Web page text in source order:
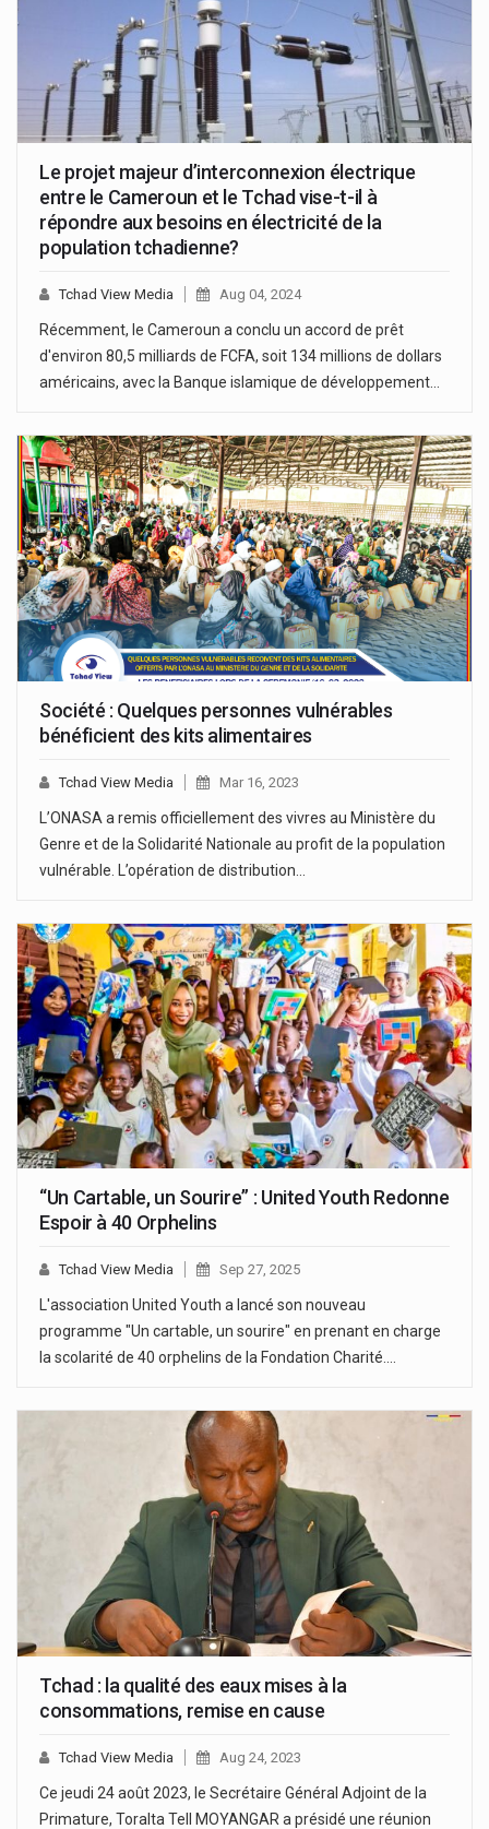
Le projet majeur d’interconnexion électrique
entre le Cameroun et le Tchad vise-t-il à
répondre aux besoins en électricité de la
population tchadienne?
Tchad View Media Aug 04, 2024
Récemment, le Cameroun a conclu un accord de prêt
d'environ 80,5 milliards de FCFA, soit 134 millions de dollars
américains, avec la Banque islamique de développement…
Société : Quelques personnes vulnérables
bénéficient des kits alimentaires
Tchad View Media Mar 16, 2023
L’ONASA a remis officiellement des vivres au Ministère du
Genre et de la Solidarité Nationale au profit de la population
vulnérable. L’opération de distribution…
“Un Cartable, un Sourire” : United Youth Redonne
Espoir à 40 Orphelins
Tchad View Media Sep 27, 2025
L'association United Youth a lancé son nouveau
programme "Un cartable, un sourire" en prenant en charge
la scolarité de 40 orphelins de la Fondation Charité.…
Tchad : la qualité des eaux mises à la
consommations, remise en cause
Tchad View Media Aug 24, 2023
Ce jeudi 24 août 2023, le Secrétaire Général Adjoint de la
Primature, Toralta Tell MOYANGAR a présidé une réunion